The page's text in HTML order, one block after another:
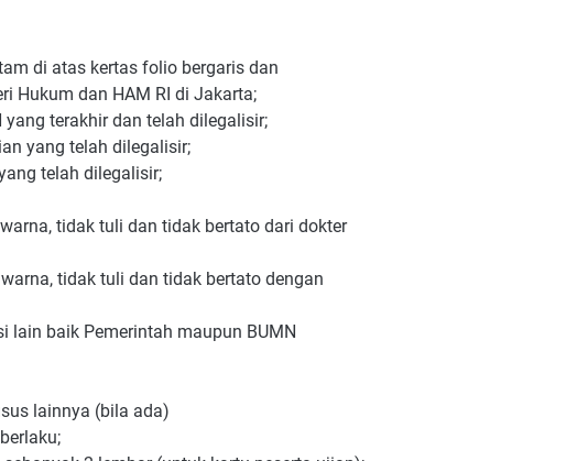
di atas kertas folio bergaris dan
Hukum dan HAM RI di Jakarta;
terakhir dan telah dilegalisir;
yang telah dilegalisir;
telah dilegalisir;
tidak tuli dan tidak bertato dari dokter
tidak tuli dan tidak bertato dengan
lain baik Pemerintah maupun BUMN
lainnya (bila ada)